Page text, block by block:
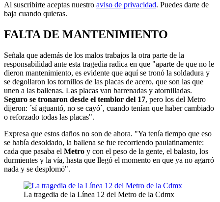
Al suscribirte aceptas nuestro aviso de privacidad. Puedes darte de
baja cuando quieras.
FALTA DE MANTENIMIENTO
Señala que además de los malos trabajos la otra parte de la
responsabilidad ante esta tragedia radica en que "aparte de que no le
dieron mantenimiento, es evidente que aquí se tronó la soldadura y
se degollaron los tornillos de las placas de acero, que son las que
unen a las ballenas. Las placas van barrenadas y atornilladas.
Seguro se tronaron desde el temblor del 17, pero los del Metro
dijeron: ´sí aguantó, no se cayó´, cuando tenían que haber cambiado
o reforzado todas las placas".
Expresa que estos daños no son de ahora. "Ya tenía tiempo que eso
se había desoldado, la ballena se fue recorriendo paulatinamente:
cada que pasaba el Metro y con el peso de la gente, el balasto, los
durmientes y la vía, hasta que llegó el momento en que ya no agarró
nada y se desplomó".
La tragedia de la Línea 12 del Metro de la Cdmx